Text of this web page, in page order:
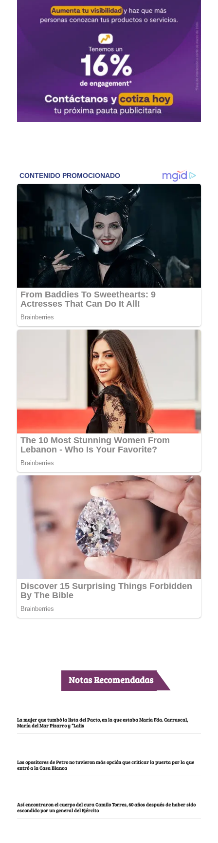
Notas Recomendadas
La mujer que tumbó la lista del Pacto, en la que estaba María Fda. Carrascal,
María del Mar Pizarro y “Lalis
Los opositores de Petro no tuvieron más opción que criticar la puerta por la que
entró a la Casa Blanca
Así encontraron el cuerpo del cura Camilo Torres, 60 años después de haber sido
escondido por un general del Ejército